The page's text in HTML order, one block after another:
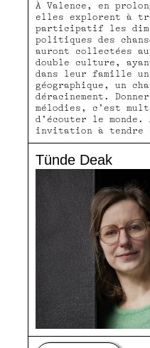
À Valence, en
elles explorent à
participatif les
politiques des
auront collectées
double culture,
dans leur famille un
géographique, un
déracinement.
mélodies, c’est
d’écouter le monde.
invitation à
Tünde Deak